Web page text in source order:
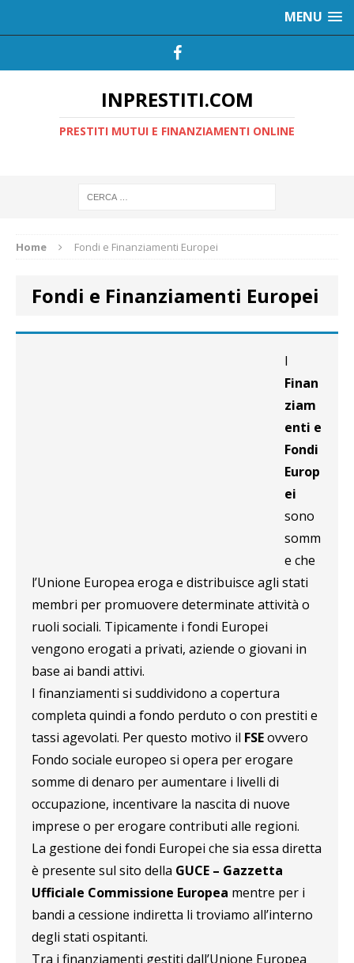
MENU
INPRESTITI.COM
PRESTITI MUTUI E FINANZIAMENTI ONLINE
Home Fondi e Finanziamenti Europei
Fondi e Finanziamenti Europei
I
Finan
ziam
enti e
Fondi
Europ
ei
sono
somm
e che
l’Unione Europea eroga e distribuisce agli stati
membri per promuovere determinate attività o
ruoli sociali. Tipicamente i fondi Europei
vengono erogati a privati, aziende o giovani in
base ai bandi attivi.
I finanziamenti si suddividono a copertura
completa quindi a fondo perduto o con prestiti e
tassi agevolati. Per questo motivo il FSEovvero
Fondo sociale europeo si opera per erogare
somme di denaro per aumentare i livelli di
occupazione, incentivare la nascita di nuove
imprese o per erogare contributi alle regioni.
La gestione dei fondi Europei che sia essa diretta
è presente sul sito della GUCE – Gazzetta
Ufficiale Commissione Europea mentre per i
bandi a cessione indiretta li troviamo all’interno
degli stati ospitanti.
Tra i finanziamenti gestiti dall’Unione Europea